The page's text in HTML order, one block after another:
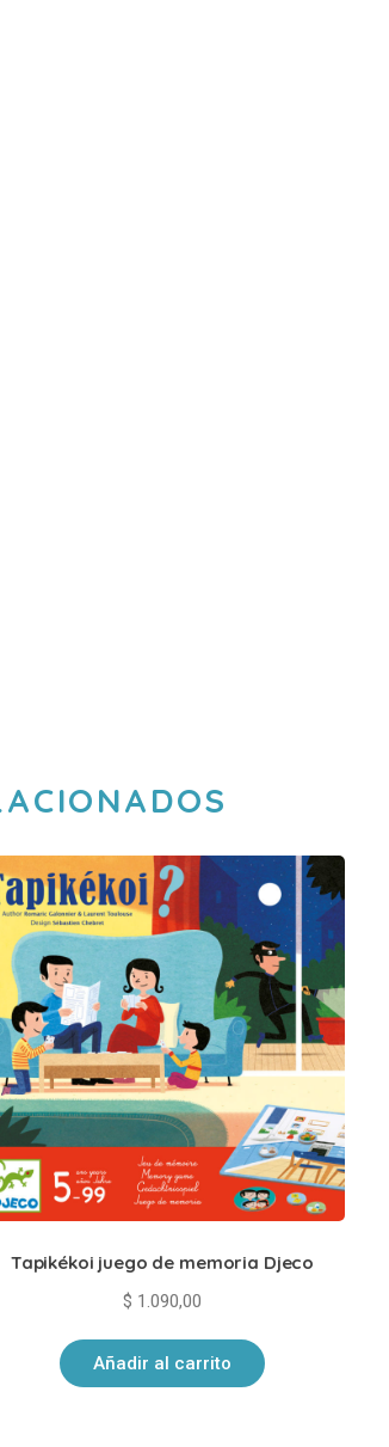
Tapikékoi juego de memoria Djeco
$ 1.090,00
Añadir al carrito